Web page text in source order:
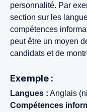
personnalité. Par
section sur les
compétences
peut être un moyen
candidats et de
Exemple :
Langues : Anglais
Compétences